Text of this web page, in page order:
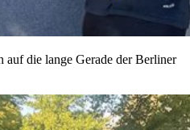
die lange Gerade der Berliner